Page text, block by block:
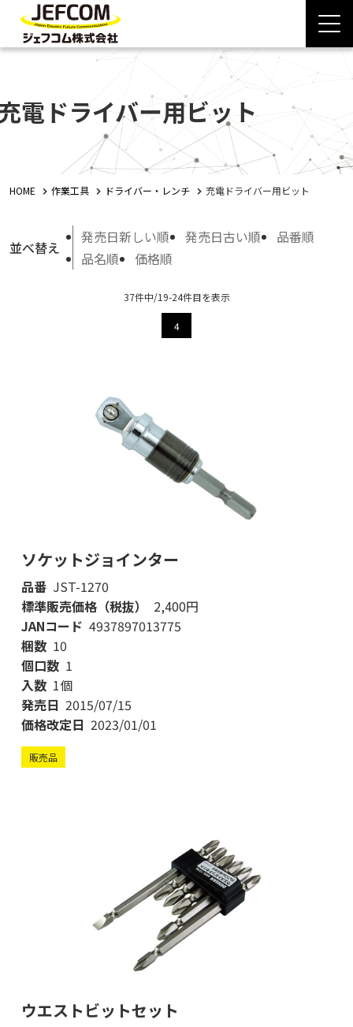
電ドライバー用ビット
HOME 作業工具 ドライバー・レンチ 充電ドライバー用ビット
並べ替え
発売日新しい順 発売日古い順
品番順
品名順
価格順
37件中/19-24件目を表示
4
ソケットジョインター
品番 JST-1270
標準販売価格（税抜）
2,400円
JANコード 4937897013775
梱数 10
個口数 1
入数 1個
発売日 2015/07/15
価格改定日 2023/01/01
販売品
ウエストビットセット